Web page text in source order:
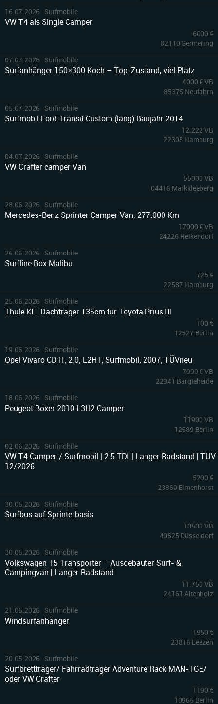
16.07.2026 Surfmobile
VW T4 als Single Camper
6000 €
82110 Germering
07.07.2026 Surfmobile
Surfanhänger 150×300 Koch – Top-Zustand, viel Platz
4000 € VB
85375 Neufahrn
05.07.2026 Surfmobile
Surfmobil Ford Transit Custom (lang) Baujahr 2014
12.222 VB
22305 Hamburg
04.07.2026 Surfmobile
VW Crafter camper Van
55000 VB
04416 Markkleeberg
28.06.2026 Surfmobile
Mercedes-Benz Sprinter Camper Van, 277.000 Km
17000 € VB
24226 Heikendorf
26.06.2026 Surfmobile
Surfline Box Malibu
725 €
22587 Hamburg
25.06.2026 Surfmobile
Thule KIT Dachträger 135cm für Toyota Prius III
100 €
12527 Berlin
19.06.2026 Surfmobile
Opel Vivaro CDTI; 2,0; L2H1; Surfmobil; 2007; TÜVneu
7990 € VB
22941 Bargteheide
18.06.2026 Surfmobile
Peugeot Boxer 2010 L3H2 Camper
11900 VB
12589 Berlin
02.06.2026 Surfmobile
VW T4 Camper / Surfmobil | 2.5 TDI | Langer Radstand | TÜV
12/2026
5200 €
23869 Elmenhorst
30.05.2026 Surfmobile
Surfbus auf Sprinterbasis
10500 VB
40625 Düsseldorf
30.05.2026 Surfmobile
Volkswagen T5 Transporter – Ausgebauter Surf- &
Campingvan | Langer Radstand
11.750 VB
24161 Altenholz
21.05.2026 Surfmobile
Windsurfanhänger
1950 €
23816 Leezen
20.05.2026 Surfmobile
Surfbrettträger/ Fahrradträger Adventure Rack MAN-TGE/
oder VW Crafter
1190 €
10965 Berlin